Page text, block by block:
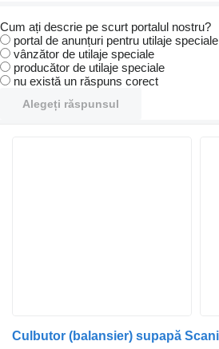
Cum ați descrie pe scurt portalul nostru?
portal de anunțuri pentru utilaje speciale
vânzător de utilaje speciale
producător de utilaje speciale
nu există un răspuns corect
Alegeți răspunsul